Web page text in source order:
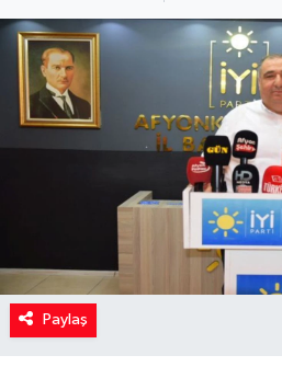
Paylaş